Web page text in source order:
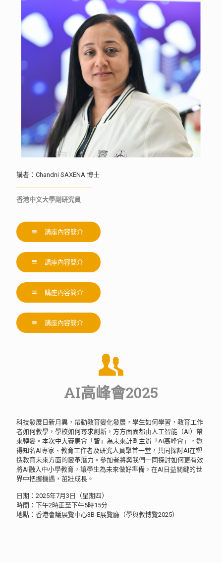
講者：Chandni SAXENA 博士
香港中文大學副研究員
講座內容簡介
講座內容簡介
講座內容簡介
講座內容簡介
AI高峰會2025
科技發展日新月異，帶動教育變化發展，學生如何學習，教育工作
者如何教學，學校如何尋求創新，方方面面都由人工智能（AI）帶
來轉變。本次中大賽馬會「智」為未來計劃主辦「AI高峰會」，邀
得知名AI專家、教育工作者及研究人員聚首一堂，共同探討AI在塑
造教育未來方面的變革潛力。參加者將與我們一同探討如何更有效
將AI融入中小學教育，讓學生為未來做好準備，在AI日益關鍵的世
界中把握機遇，茁壯成長。
日期：2025年7月3日（星期四）
時間：下午2時正至下午5時15分
地點：香港會議展覽中心3B-E展覽廳（學與教博覽2025）